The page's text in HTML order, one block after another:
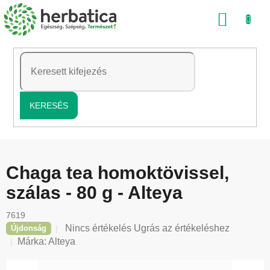
Ugrás
a
tartalomhoz
KERESÉS
Chaga tea homoktövissel,
szálas - 80 g - Alteya
7619
Újdonság
A
termék
Nincs értékelés Ugrás az értékeléshez
Márka: Alteya